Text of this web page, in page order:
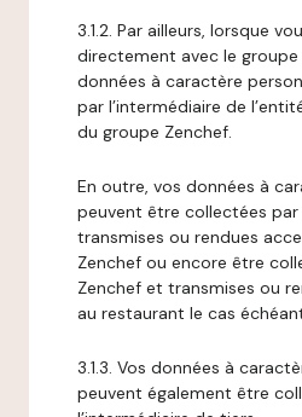
3.1.2. Par ailleurs, lorsque
directement avec le groupe
données à caractère
par l’intermédiaire de
du groupe Zenchef.
En outre, vos données à
peuvent être collectées
transmises ou rendues
Zenchef ou encore être
Zenchef et transmises ou
au restaurant le cas
3.1.3. Vos données à
peuvent également être